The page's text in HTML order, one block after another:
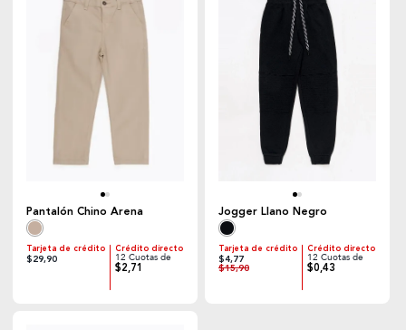
Pantalón Chino Arena
Tarjeta de crédito
$29,90
Crédito directo
12 Cuotas de
$2,71
Jogger Llano Negro
Tarjeta de crédito
$4,77
$15,90
Crédito directo
12 Cuotas de
$0,43